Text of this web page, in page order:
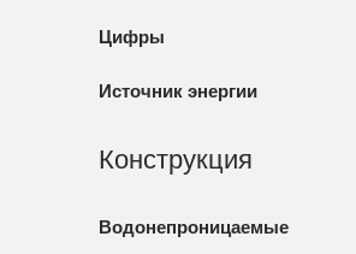
Цифры
Источник энергии
Конструкция
Водонепроницаемые